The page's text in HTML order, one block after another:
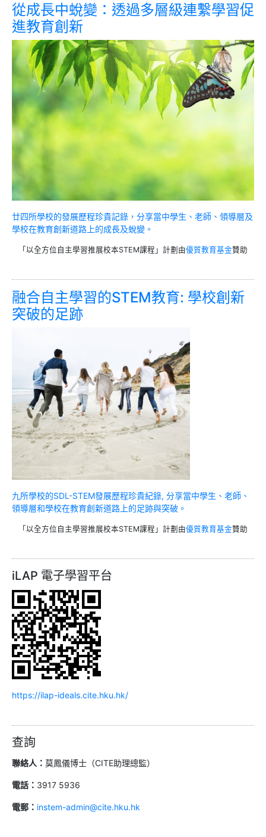
從成長中蛻變：透過多層級連繫學習促
進教育創新
廿四所學校的發展歷程珍貴記錄，分享當中學生、老師、領導層及
學校在教育創新道路上的成長及蛻變。
「以全方位自主學習推展校本STEM課程」計劃由優質教育基金贊助
融合自主學習的STEM教育: 學校創新
突破的足跡
九所學校的SDL-STEM發展歷程珍貴紀錄, 分享當中學生、老師、
領導層和學校在教育創新道路上的足跡與突破。
「以全方位自主學習推展校本STEM課程」計劃由優質教育基金贊助
iLAP 電子學習平台
https://ilap-ideals.cite.hku.hk/
查詢
聯絡人： 莫鳳儀博士（CITE助理總監）
電話： 3917 5936
電郵： instem-admin@cite.hku.hk